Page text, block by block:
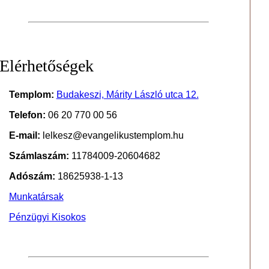
Templom: Budakeszi, Márity László utca 12.
Telefon: 06 20 770 00 56
E-mail: lelkesz@evangelikustemplom.hu
Számlaszám: 11784009-20604682
Adószám: 18625938-1-13
Munkatársak
Pénzügyi Kisokos